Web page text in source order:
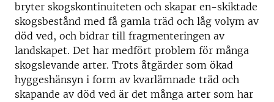
bryter skogskontinuiteten och skapar en-skiktade
skogsbestånd med få gamla träd och låg volym av
död ved, och bidrar till fragmenteringen av
landskapet. Det har medfört problem för många
skogslevande arter. Trots åtgärder som ökad
hyggeshänsyn i form av kvarlämnade träd och
skapande av död ved är det många arter som har